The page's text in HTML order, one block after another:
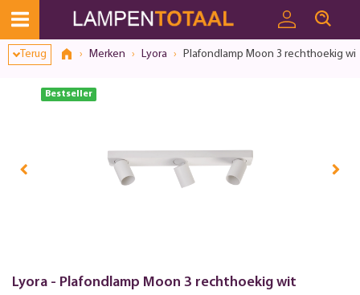
Terug Merken Lyora Plafondlamp Moon 3 rechthoekig wit
Bestseller
Lyora - Plafondlamp Moon 3 rechthoekig wit
Toestemmingsvenster geopend